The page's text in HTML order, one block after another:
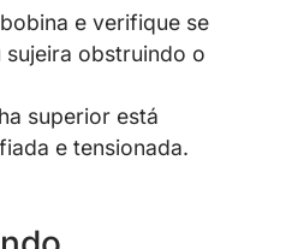
e verifique se
obstruindo o
superior está
e tensionada.